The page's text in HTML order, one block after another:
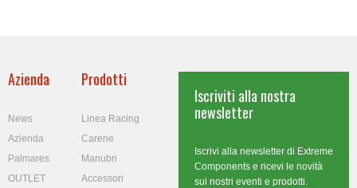
Azienda
News
Azienda
Palmares
OUTLET
Prodotti
Linea Racing
Carene
Manubri
Accessori
Iscriviti alla nostra
newsletter
Iscrivi alla newsletter di Extreme
Components e ricevi le novità
sui nostri eventi e prodotti.